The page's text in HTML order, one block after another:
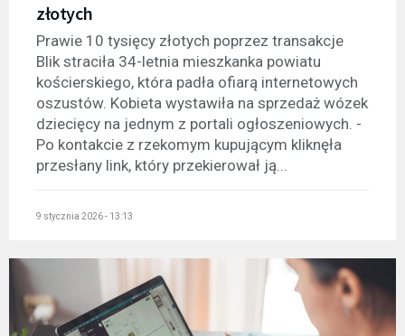
złotych
Prawie 10 tysięcy złotych poprzez transakcje
Blik straciła 34-letnia mieszkanka powiatu
kościerskiego, która padła ofiarą internetowych
oszustów. Kobieta wystawiła na sprzedaż wózek
dziecięcy na jednym z portali ogłoszeniowych. -
Po kontakcie z rzekomym kupującym kliknęła
przesłany link, który przekierował ją...
9 stycznia 2026 - 13:13